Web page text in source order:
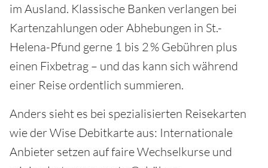
im Ausland. Klassische Banken verlangen bei
Kartenzahlungen oder Abhebungen in St.-
Helena-Pfund gerne 1 bis 2 % Gebühren plus
einen Fixbetrag – und das kann sich während
einer Reise ordentlich summieren.
Anders sieht es bei spezialisierten Reisekarten
wie der Wise Debitkarte aus: Internationale
Anbieter setzen auf faire Wechselkurse und